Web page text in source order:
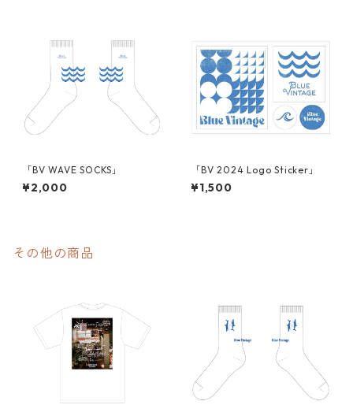
「BV WAVE SOCKS」
¥2,000
「BV 2024 Logo Sticker」
¥1,500
その他の商品